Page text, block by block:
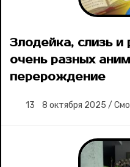
Злодейка, слизь и
очень разных
перерождение
13 8 октября 2025 /